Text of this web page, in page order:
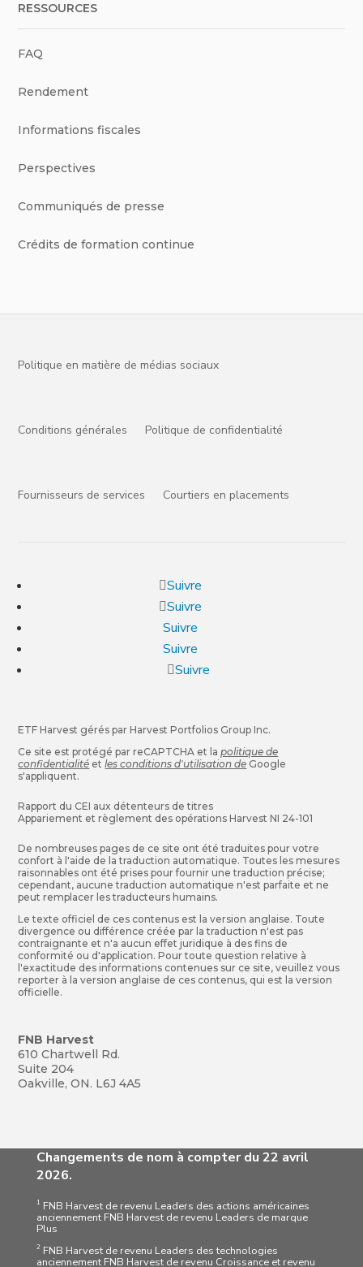
RESSOURCES
FAQ
Rendement
Informations fiscales
Perspectives
Communiqués de presse
Crédits de formation continue
Politique en matière de médias sociaux
Conditions générales Politique de confidentialité
Fournisseurs de services Courtiers en placements
Suivre
Suivre
Suivre
Suivre
Suivre
ETF Harvest gérés par Harvest Portfolios Group Inc.
Ce site est protégé par reCAPTCHA et lapolitique de
confidentialité etles conditions d'utilisation de Google
s'appliquent.
Rapport du CEI aux détenteurs de titres
Appariement et règlement des opérations Harvest NI 24-101
De nombreuses pages de ce site ont été traduites pour votre
confort à l'aide de la traduction automatique. Toutes les mesures
raisonnables ont été prises pour fournir une traduction précise;
cependant, aucune traduction automatique n'est parfaite et ne
peut remplacer les traducteurs humains.
Le texte officiel de ces contenus est la version anglaise. Toute
divergence ou différence créée par la traduction n'est pas
contraignante et n'a aucun effet juridique à des fins de
conformité ou d'application. Pour toute question relative à
l'exactitude des informations contenues sur ce site, veuillez vous
reporter à la version anglaise de ces contenus, qui est la version
officielle.
FNB Harvest
610 Chartwell Rd.
Suite 204
Oakville, ON. L6J 4A5
Changements de nom à compter du 22 avril
2026.
1 FNB Harvest de revenu Leaders des actions américaines
anciennement FNB Harvest de revenu Leaders de marque
Plus
2 FNB Harvest de revenu Leaders des technologies
anciennement FNB Harvest de revenu Croissance et revenu